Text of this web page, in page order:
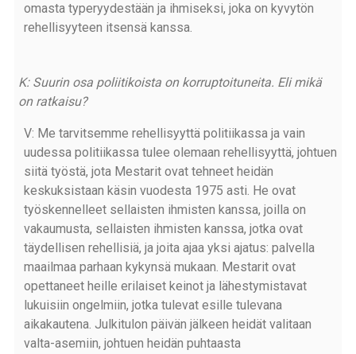
omasta typeryydestään ja ihmiseksi, joka on kyvytön
rehellisyyteen itsensä kanssa.
K: Suurin osa poliitikoista on korruptoituneita. Eli mikä
on ratkaisu?
V: Me tarvitsemme rehellisyyttä politiikassa ja vain
uudessa politiikassa tulee olemaan rehellisyyttä, johtuen
siitä työstä, jota Mestarit ovat tehneet heidän
keskuksistaan käsin vuodesta 1975 asti. He ovat
työskennelleet sellaisten ihmisten kanssa, joilla on
vakaumusta, sellaisten ihmisten kanssa, jotka ovat
täydellisen rehellisiä, ja joita ajaa yksi ajatus: palvella
maailmaa parhaan kykynsä mukaan. Mestarit ovat
opettaneet heille erilaiset keinot ja lähestymistavat
lukuisiin ongelmiin, jotka tulevat esille tulevana
aikakautena. Julkitulon päivän jälkeen heidät valitaan
valta-asemiin, johtuen heidän puhtaasta